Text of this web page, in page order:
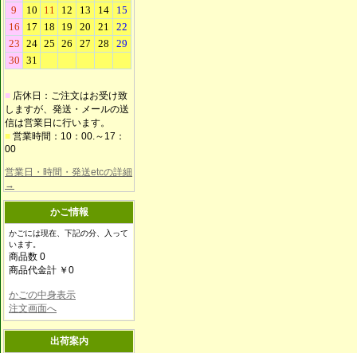
■ 店休日：ご注文はお受け致
しますが、発送・メールの送
信は営業日に行います。
■ 営業時間：10：00.～17：
00
営業日・時間・発送etcの詳細
→
かご情報
かごには現在、下記の分、入って
います。
商品数 0
商品代金計 ￥0
かごの中身表示
注文画面へ
出荷案内